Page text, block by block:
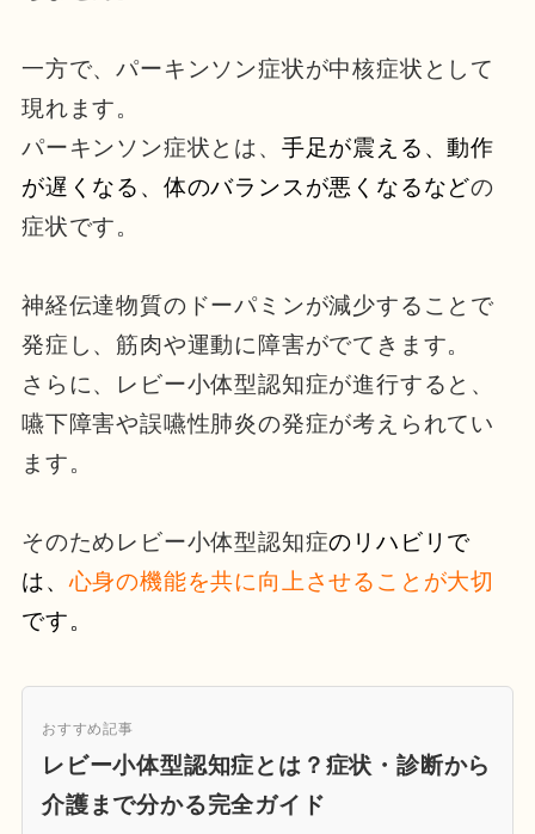
一方で、パーキンソン症状が中核症状として
現れます。
パーキンソン症状とは、 手足が震える、動作
が遅くなる、体のバランスが悪くなるなどの
症状です。
神経伝達物質のドーパミンが減少することで
発症し、筋肉や運動に障害がでてきます。
さらに、レビー小体型認知症が進行すると、
嚥下障害や誤嚥性肺炎の発症が考えられてい
ます。
そのためレビー小体型認知症のリハビリで
は、心身の機能を共に向上させることが大切
です。
おすすめ記事
レビー小体型認知症とは？症状・診断から
介護まで分かる完全ガイド